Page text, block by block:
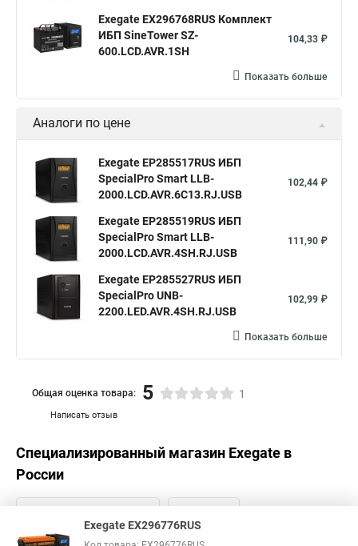
Exegate EX296768RUS Комплект
ИБП SineTower SZ-
600.LCD.AVR.1SH
104,33 ₽
Показать больше
Аналоги по цене
Exegate EP285517RUS ИБП
SpecialPro Smart LLB-
2000.LCD.AVR.6C13.RJ.USB
102,44 ₽
Exegate EP285519RUS ИБП
SpecialPro Smart LLB-
2000.LCD.AVR.4SH.RJ.USB
111,90 ₽
Exegate EP285527RUS ИБП
SpecialPro UNB-
2200.LED.AVR.4SH.RJ.USB
102,99 ₽
Показать больше
Написать отзыв
Общая оценка товара: 5 1
Специализированный магазин Exegate в
России
Exegate EX296776RUS